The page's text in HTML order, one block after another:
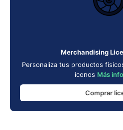
Merchandising
Personaliza tus productos
iconos Más
Comprar